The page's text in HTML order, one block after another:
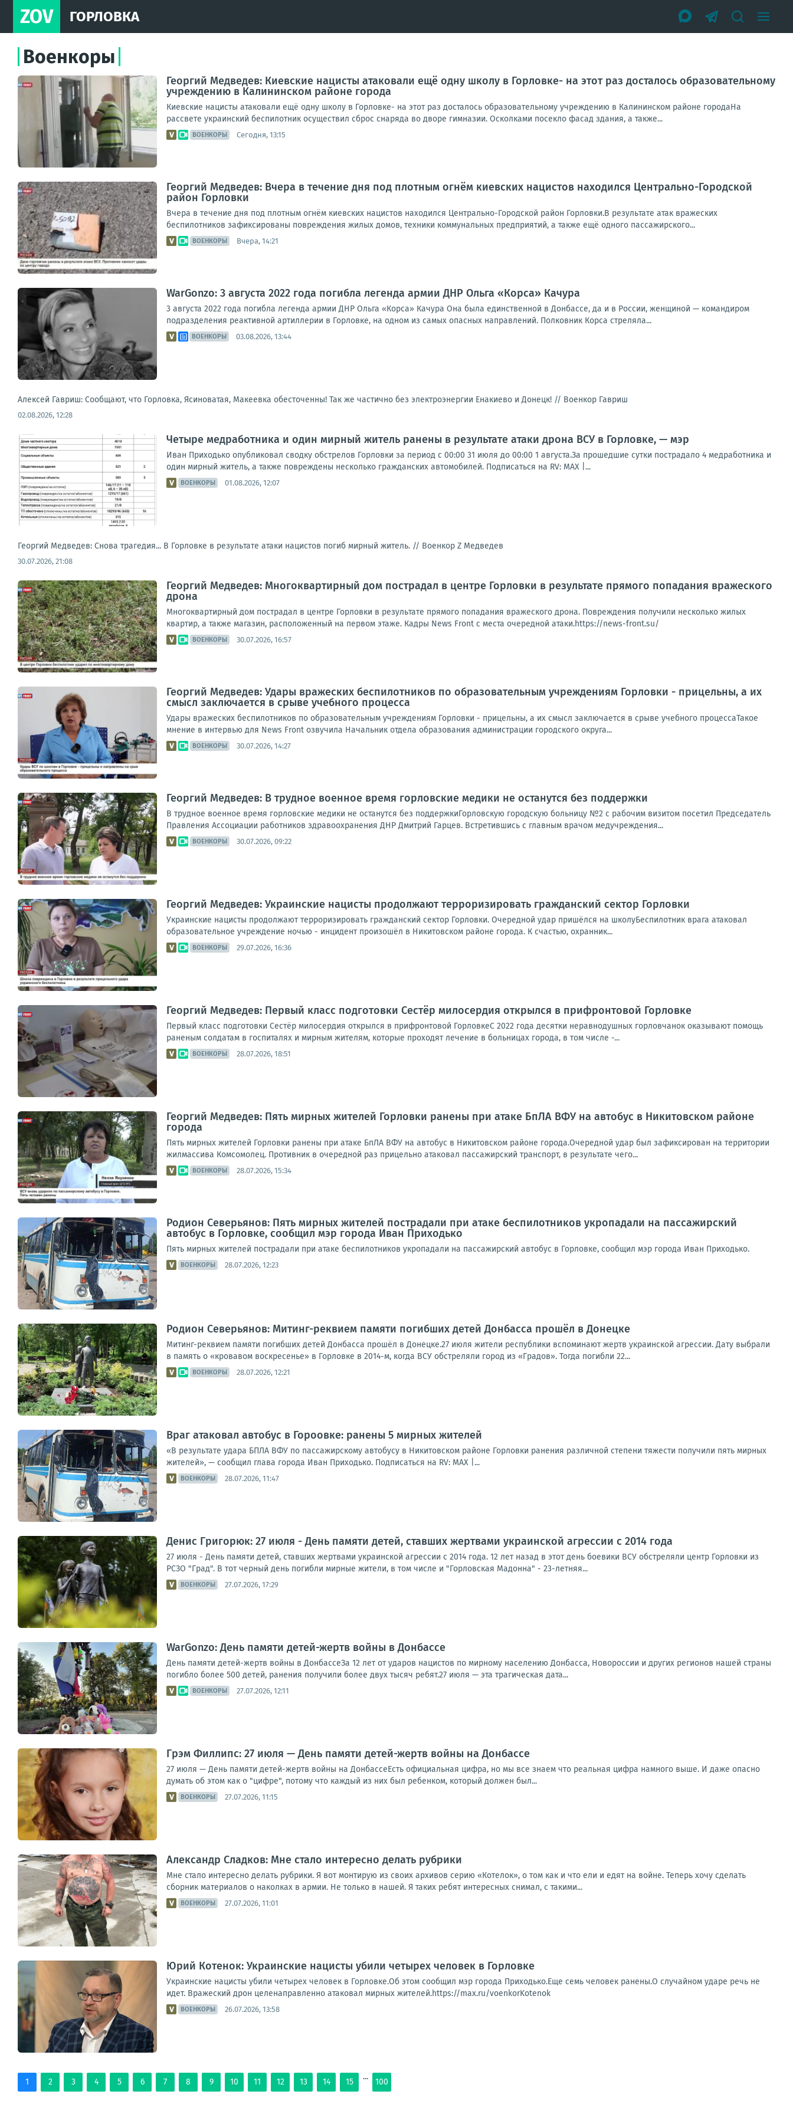
ZOV ГОРЛОВКА
Военкоры
Георгий Медведев: Киевские нацисты атаковали ещё одну школу в Горловке- на этот раз досталось образовательному
учреждению в Калининском районе города
Киевские нацисты атаковали ещё одну школу в Горловке- на этот раз досталось образовательному учреждению в Калининском районе городаНа
рассвете украинский беспилотник осуществил сброс снаряда во дворе гимназии. Осколками посекло фасад здания, а также...
ВОЕНКОРЫ Сегодня, 13:15
Георгий Медведев: Вчера в течение дня под плотным огнём киевских нацистов находился Центрально-Городской
район Горловки
Вчера в течение дня под плотным огнём киевских нацистов находился Центрально-Городской район Горловки.В результате атак вражеских
беспилотников зафиксированы повреждения жилых домов, техники коммунальных предприятий, а также ещё одного пассажирского...
ВОЕНКОРЫ Вчера, 14:21
WarGonzo: 3 августа 2022 года погибла легенда армии ДНР Ольга «Корса» Качура
3 августа 2022 года погибла легенда армии ДНР Ольга «Корса» Качура Она была единственной в Донбассе, да и в России, женщиной — командиром
подразделения реактивной артиллерии в Горловке, на одном из самых опасных направлений. Полковник Корса стреляла...
ВОЕНКОРЫ 03.08.2026, 13:44
Алексей Гавриш: Сообщают, что Горловка, Ясиноватая, Макеевка обесточенны! Так же частично без электроэнергии Енакиево и Донецк! // Военкор Гавриш
02.08.2026, 12:28
Четыре медработника и один мирный житель ранены в результате атаки дрона ВСУ в Горловке, — мэр
Иван Приходько опубликовал сводку обстрелов Горловки за период с 00:00 31 июля до 00:00 1 августа.За прошедшие сутки пострадало 4 медработника и
один мирный житель, а также повреждены несколько гражданских автомобилей. Подписаться на RV: MAX |...
ВОЕНКОРЫ 01.08.2026, 12:07
Георгий Медведев: Снова трагедия... В Горловке в результате атаки нацистов погиб мирный житель. // Военкор Z Медведев
30.07.2026, 21:08
Георгий Медведев: Многоквартирный дом пострадал в центре Горловки в результате прямого попадания вражеского
дрона
Многоквартирный дом пострадал в центре Горловки в результате прямого попадания вражеского дрона. Повреждения получили несколько жилых
квартир, а также магазин, расположенный на первом этаже. Кадры News Front с места очередной атаки.https://news-front.su/
ВОЕНКОРЫ 30.07.2026, 16:57
Георгий Медведев: Удары вражеских беспилотников по образовательным учреждениям Горловки - прицельны, а их
смысл заключается в срыве учебного процесса
Удары вражеских беспилотников по образовательным учреждениям Горловки - прицельны, а их смысл заключается в срыве учебного процессаТакое
мнение в интервью для News Front озвучила Начальник отдела образования администрации городского округа...
ВОЕНКОРЫ 30.07.2026, 14:27
Георгий Медведев: В трудное военное время горловские медики не останутся без поддержки
В трудное военное время горловские медики не останутся без поддержкиГорловскую городскую больницу №2 с рабочим визитом посетил Председатель
Правления Ассоциации работников здравоохранения ДНР Дмитрий Гарцев. Встретившись с главным врачом медучреждения...
ВОЕНКОРЫ 30.07.2026, 09:22
Георгий Медведев: Украинские нацисты продолжают терроризировать гражданский сектор Горловки
Украинские нацисты продолжают терроризировать гражданский сектор Горловки. Очередной удар пришёлся на школуБеспилотник врага атаковал
образовательное учреждение ночью - инцидент произошёл в Никитовском районе города. К счастью, охранник...
ВОЕНКОРЫ 29.07.2026, 16:36
Георгий Медведев: Первый класс подготовки Сестёр милосердия открылся в прифронтовой Горловке
Первый класс подготовки Сестёр милосердия открылся в прифронтовой ГорловкеС 2022 года десятки неравнодушных горловчанок оказывают помощь
раненым солдатам в госпиталях и мирным жителям, которые проходят лечение в больницах города, в том числе -...
ВОЕНКОРЫ 28.07.2026, 18:51
Георгий Медведев: Пять мирных жителей Горловки ранены при атаке БпЛА ВФУ на автобус в Никитовском районе
города
Пять мирных жителей Горловки ранены при атаке БпЛА ВФУ на автобус в Никитовском районе города.Очередной удар был зафиксирован на территории
жилмассива Комсомолец. Противник в очередной раз прицельно атаковал пассажирский транспорт, в результате чего...
ВОЕНКОРЫ 28.07.2026, 15:34
Родион Северьянов: Пять мирных жителей пострадали при атаке беспилотников укропадали на пассажирский
автобус в Горловке, сообщил мэр города Иван Приходько
Пять мирных жителей пострадали при атаке беспилотников укропадали на пассажирский автобус в Горловке, сообщил мэр города Иван Приходько.
ВОЕНКОРЫ 28.07.2026, 12:23
Родион Северьянов: Митинг-реквием памяти погибших детей Донбасса прошёл в Донецке
Митинг-реквием памяти погибших детей Донбасса прошёл в Донецке.27 июля жители республики вспоминают жертв украинской агрессии. Дату выбрали
в память о «кровавом воскресенье» в Горловке в 2014-м, когда ВСУ обстреляли город из «Градов». Тогда погибли 22...
ВОЕНКОРЫ 28.07.2026, 12:21
Враг атаковал автобус в Гороовке: ранены 5 мирных жителей
«В результате удара БПЛА ВФУ по пассажирскому автобусу в Никитовском районе Горловки ранения различной степени тяжести получили пять мирных
жителей», — сообщил глава города Иван Приходько. Подписаться на RV: MAX |...
ВОЕНКОРЫ 28.07.2026, 11:47
Денис Григорюк: 27 июля - День памяти детей, ставших жертвами украинской агрессии с 2014 года
27 июля - День памяти детей, ставших жертвами украинской агрессии с 2014 года. 12 лет назад в этот день боевики ВСУ обстреляли центр Горловки из
РСЗО "Град". В тот черный день погибли мирные жители, в том числе и "Горловская Мадонна" - 23-летняя...
ВОЕНКОРЫ 27.07.2026, 17:29
WarGonzo: День памяти детей-жертв войны в Донбассе
День памяти детей-жертв войны в ДонбассеЗа 12 лет от ударов нацистов по мирному населению Донбасса, Новороссии и других регионов нашей страны
погибло более 500 детей, ранения получили более двух тысяч ребят.27 июля — эта трагическая дата...
ВОЕНКОРЫ 27.07.2026, 12:11
Грэм Филлипс: 27 июля — День памяти детей-жертв войны на Донбассе
27 июля — День памяти детей-жертв войны на ДонбассеЕсть официальная цифра, но мы все знаем что реальная цифра намного выше. И даже опасно
думать об этом как о "цифре", потому что каждый из них был ребенком, который должен был...
ВОЕНКОРЫ 27.07.2026, 11:15
Александр Сладков: Мне стало интересно делать рубрики
Мне стало интересно делать рубрики. Я вот монтирую из своих архивов серию «Котелок», о том как и что ели и едят на войне. Теперь хочу сделать
сборник материалов о наколках в армии. Не только в нашей. Я таких ребят интересных снимал, с такими...
ВОЕНКОРЫ 27.07.2026, 11:01
Юрий Котенок: Украинские нацисты убили четырех человек в Горловке
Украинские нацисты убили четырех человек в Горловке.Об этом сообщил мэр города Приходько.Еще семь человек ранены.О случайном ударе речь не
идет. Вражеский дрон целенаправленно атаковал мирных жителей.https://max.ru/voenkorKotenok
ВОЕНКОРЫ 26.07.2026, 13:58
1 2 3 4 5 6 7 8 9 10 11 12 13 14 15
...
100